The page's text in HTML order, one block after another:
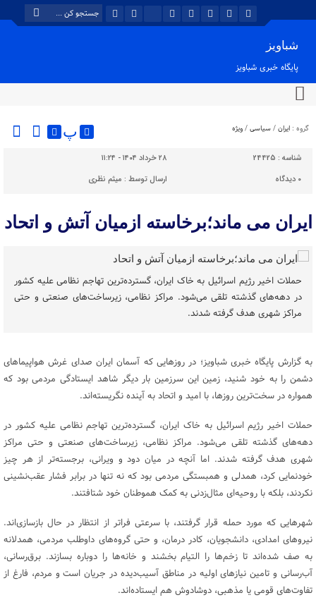
شباویز
پایگاه خبری شباویز
گروه : ایران/سیاسی/ویژه پ
شناسه : 24425
۲۸ خرداد ۱۴۰۴ - ۱۱:۲۴
۰ دیدگاه ارسال توسط : میثم نظری
ایران می ماند؛برخاسته ازمیان آتش و اتحاد
حملات اخیر رژیم اسرائیل به خاک ایران، گسترده‌ترین تهاجم نظامی علیه کشور
در دهه‌های گذشته تلقی می‌شود. مراکز نظامی، زیرساخت‌های صنعتی و حتی
مراکز شهری هدف گرفته شدند.
به گزارش پایگاه خبری شباویز؛ در روزهایی که آسمان ایران صدای غرش هواپیماهای
دشمن را به خود شنید، زمین این سرزمین بار دیگر شاهد ایستادگی مردمی بود که
همواره در سخت‌ترین روزها، با امید و اتحاد به آینده نگریسته‌اند.
حملات اخیر رژیم اسرائیل به خاک ایران، گسترده‌ترین تهاجم نظامی علیه کشور در
دهه‌های گذشته تلقی می‌شود. مراکز نظامی، زیرساخت‌های صنعتی و حتی مراکز
شهری هدف گرفته شدند. اما آنچه در میان دود و ویرانی، برجسته‌تر از هر چیز
خودنمایی کرد، همدلی و همبستگی مردمی بود که نه تنها در برابر فشار عقب‌نشینی
نکردند، بلکه با روحیه‌ای مثال‌زدنی به کمک هموطنان خود شتافتند.
شهرهایی که مورد حمله قرار گرفتند، با سرعتی فراتر از انتظار در حال بازسازی‌اند.
نیروهای امدادی، دانشجویان، کادر درمان، و حتی گروه‌های داوطلب مردمی، همدلانه
به صف شده‌اند تا زخم‌ها را التیام بخشند و خانه‌ها را دوباره بسازند. برق‌رسانی،
آب‌رسانی و تامین نیازهای اولیه در مناطق آسیب‌دیده در جریان است و مردم، فارغ از
تفاوت‌های قومی یا مذهبی، دوشادوش هم ایستاده‌اند.